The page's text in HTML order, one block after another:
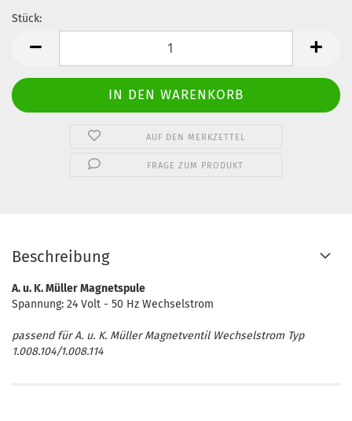
Stück:
AUF DEN MERKZETTEL
FRAGE ZUM PRODUKT
Beschreibung
A. u. K. Müller Magnetspule
Spannung: 24 Volt - 50 Hz Wechselstrom
passend für A. u. K. Müller Magnetventil Wechselstrom Typ
1.008.104/1.008.114